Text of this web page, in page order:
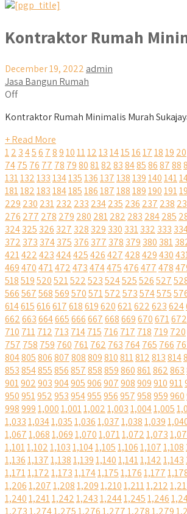
Kontraktor Rumah
December 19, 2022 admin
Jasa Bangun Rumah
Off
Kontraktor Rumah Minimalis Murah
+ Read More
12 3456 78910111213141516171819 20
7475 76 77 78 79808182838485868788
131132133134135136137138139140141
181182183184185186187188189190191
229 230 231232 233 234235 236 237 238
276 277 278 279 280 281282 283 284285
324325 326 327 328 329 330 331332 333
372 373 374375 376 377 378 379 380 381
421422423424425426427428429430
469470471472473474475476477478
518519520521522523524525526527
566567568569570571572573574575
614615616617618619620621622623624
662663664665666667668669670671672
710 711712 713 714715 716 717 718 719 720
757 758 759 760 761762 763 764765 766
804805806807808809810811812813814
853854855856857858859860861862863
901902903904905906907908909910911
950951952953954955956957958959960
9989991,0001,0011,0021,0031,0041,005
1,0331,0341,0351,0361,0371,0381,039
1,0671,0681,0691,0701,0711,0721,073
1,1011,1021,1031,1041,1051,1061,1071,108
1,1361,1371,1381,1391,1401,1411,1421,143
1,1711,1721,1731,1741,1751,1761,177
1,2061,2071,2081,2091,2101,2111,212
1,2401,2411,2421,2431,2441,2451,246